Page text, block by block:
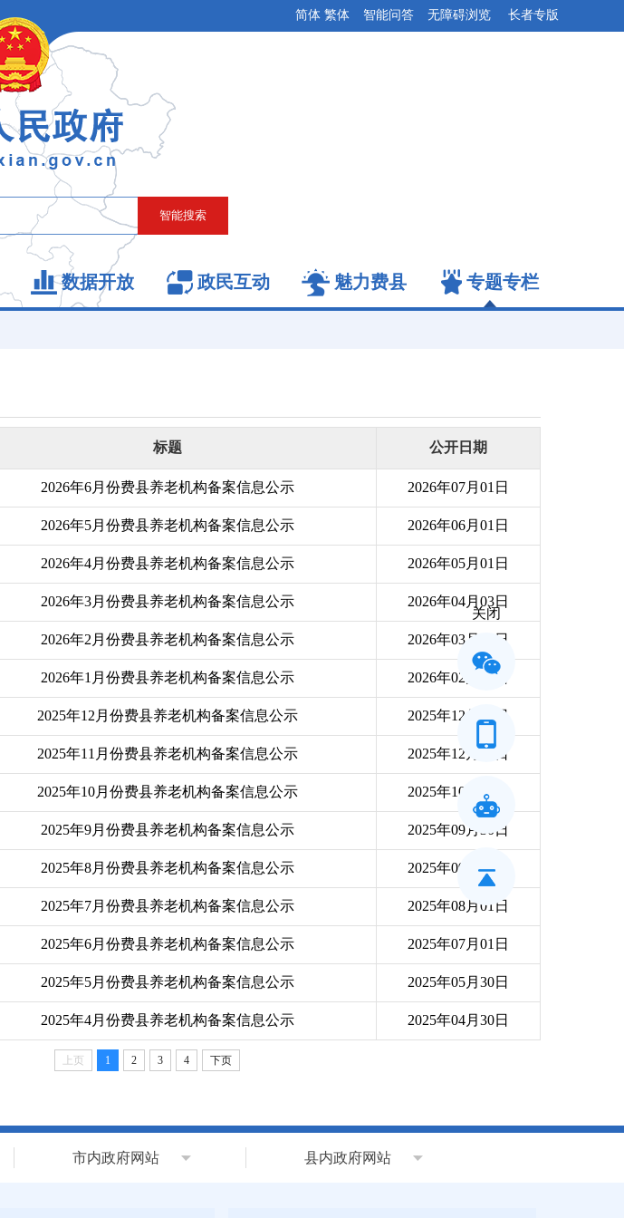
智能问答 无障碍浏览 长者专版
简体 繁体
数据开放 政民互动 魅力费县 专题专栏
标题 公开日期
2026年6月份费县养老机构备案信息公示 2026年07月01日
2026年5月份费县养老机构备案信息公示 2026年06月01日
2026年4月份费县养老机构备案信息公示 2026年05月01日
2026年3月份费县养老机构备案信息公示 2026年04月03日
2026年2月份费县养老机构备案信息公示 2026年03月02日
2026年1月份费县养老机构备案信息公示 2026年02月02日
2025年12月份费县养老机构备案信息公示 2025年12月31日
2025年11月份费县养老机构备案信息公示 2025年12月03日
2025年10月份费县养老机构备案信息公示 2025年10月31日
2025年9月份费县养老机构备案信息公示 2025年09月30日
2025年8月份费县养老机构备案信息公示 2025年09月01日
2025年7月份费县养老机构备案信息公示 2025年08月01日
2025年6月份费县养老机构备案信息公示 2025年07月01日
2025年5月份费县养老机构备案信息公示 2025年05月30日
2025年4月份费县养老机构备案信息公示 2025年04月30日
上页 1 2 3 4 下页
市内政府网站 县内政府网站
关闭